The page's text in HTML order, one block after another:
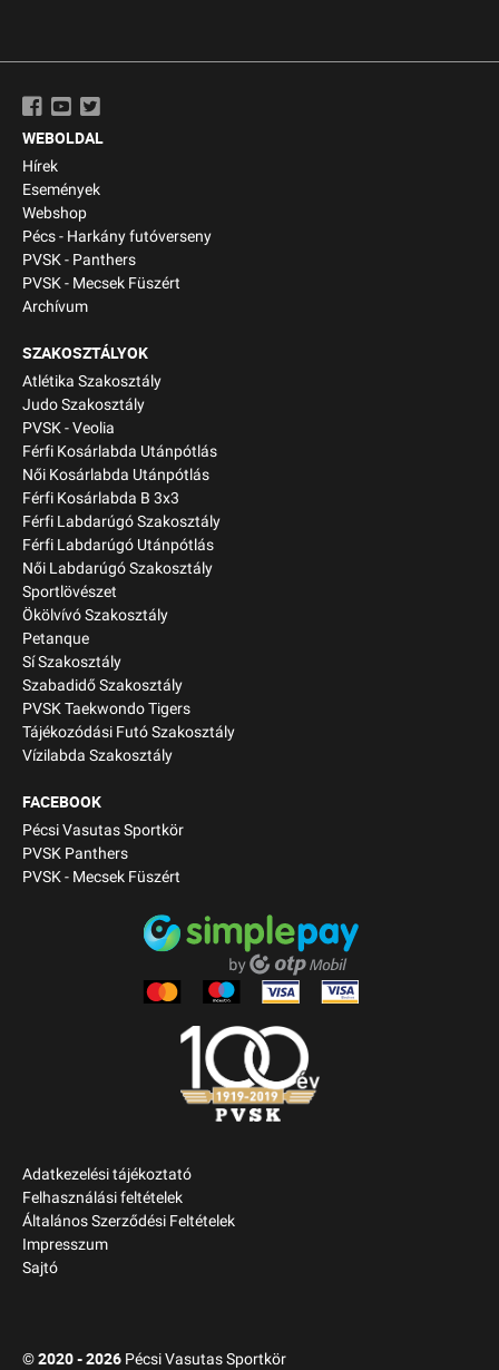
WEBOLDAL
Hírek
Események
Webshop
Pécs - Harkány futóverseny
PVSK - Panthers
PVSK - Mecsek Füszért
Archívum
SZAKOSZTÁLYOK
Atlétika Szakosztály
Judo Szakosztály
PVSK - Veolia
Férfi Kosárlabda Utánpótlás
Női Kosárlabda Utánpótlás
Férfi Kosárlabda B 3x3
Férfi Labdarúgó Szakosztály
Férfi Labdarúgó Utánpótlás
Női Labdarúgó Szakosztály
Sportlövészet
Ökölvívó Szakosztály
Petanque
Sí Szakosztály
Szabadidő Szakosztály
PVSK Taekwondo Tigers
Tájékozódási Futó Szakosztály
Vízilabda Szakosztály
FACEBOOK
Pécsi Vasutas Sportkör
PVSK Panthers
PVSK - Mecsek Füszért
Adatkezelési tájékoztató
Felhasználási feltételek
Általános Szerződési Feltételek
Impresszum
Sajtó
©2020 - 2026 Pécsi Vasutas Sportkör